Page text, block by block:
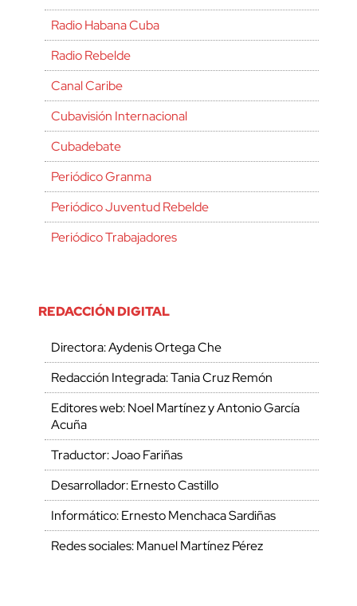
Radio Habana Cuba
Radio Rebelde
Canal Caribe
Cubavisión Internacional
Cubadebate
Periódico Granma
Periódico Juventud Rebelde
Periódico Trabajadores
REDACCIÓN DIGITAL
Directora: Aydenis Ortega Che
Redacción Integrada: Tania Cruz Remón
Editores web: Noel Martínez y Antonio García
Acuña
Traductor: Joao Fariñas
Desarrollador: Ernesto Castillo
Informático: Ernesto Menchaca Sardiñas
Redes sociales: Manuel Martínez Pérez